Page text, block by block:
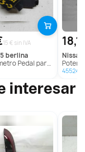
15 € sin IVA
berlina
para Citroën C5 Berlina
nissan
interesar